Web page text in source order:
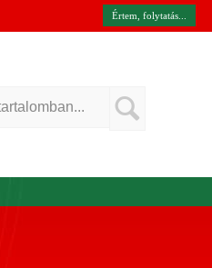
Értem, folytatás...